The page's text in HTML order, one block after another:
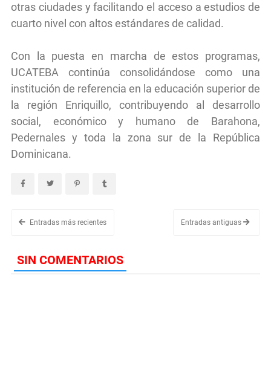
otras ciudades y facilitando el acceso a estudios de
cuarto nivel con altos estándares de calidad.
Con la puesta en marcha de estos programas,
UCATEBA continúa consolidándose como una
institución de referencia en la educación superior de
la región Enriquillo, contribuyendo al desarrollo
social, económico y humano de Barahona,
Pedernales y toda la zona sur de la República
Dominicana.
Entradas más recientes Entradas antiguas
SIN COMENTARIOS